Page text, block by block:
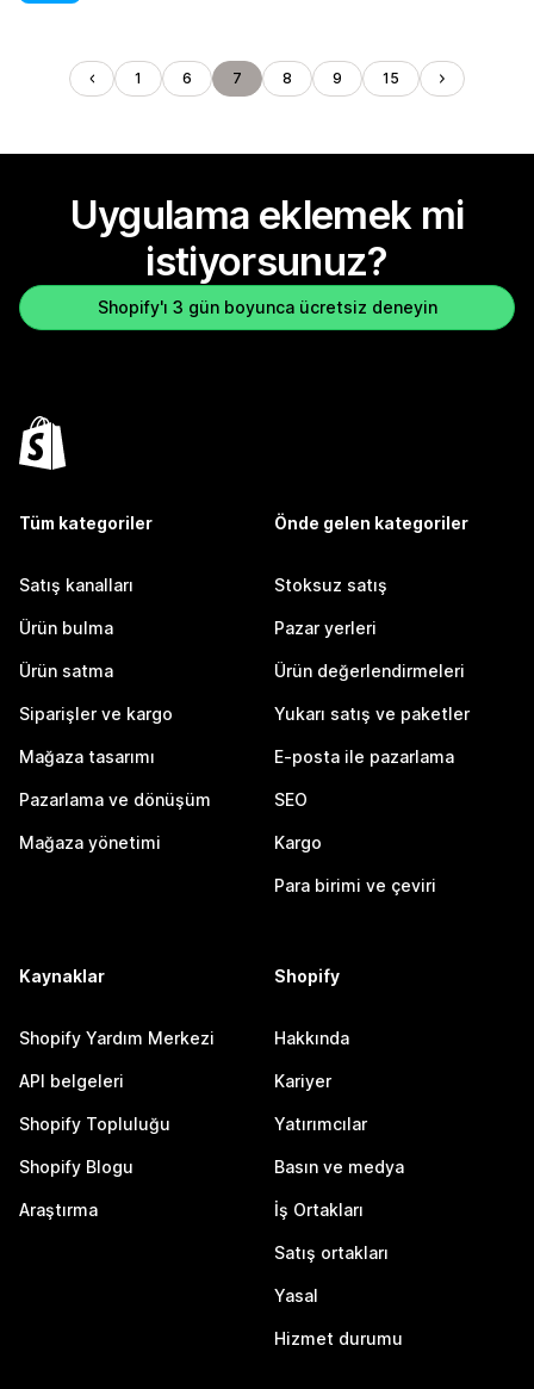
1 6 7 8 9 15
Uygulama eklemek mi
istiyorsunuz?
Shopify'ı 3 gün boyunca ücretsiz deneyin
Tüm kategoriler
Satış kanalları
Ürün bulma
Ürün satma
Siparişler ve kargo
Mağaza tasarımı
Pazarlama ve dönüşüm
Mağaza yönetimi
Önde gelen kategoriler
Stoksuz satış
Pazar yerleri
Ürün değerlendirmeleri
Yukarı satış ve paketler
E-posta ile pazarlama
SEO
Kargo
Para birimi ve çeviri
Kaynaklar
Shopify Yardım Merkezi
API belgeleri
Shopify Topluluğu
Shopify Blogu
Araştırma
Shopify
Hakkında
Kariyer
Yatırımcılar
Basın ve medya
İş Ortakları
Satış ortakları
Yasal
Hizmet durumu